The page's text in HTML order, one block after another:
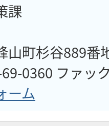
課
山町杉谷889番
0360 ファッ
ーム